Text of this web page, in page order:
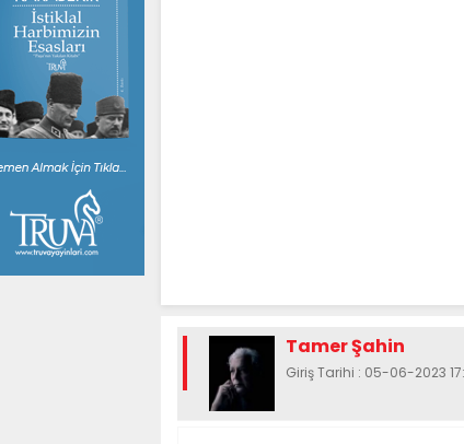
Tamer Şahin
Giriş Tarihi : 05-06-2023